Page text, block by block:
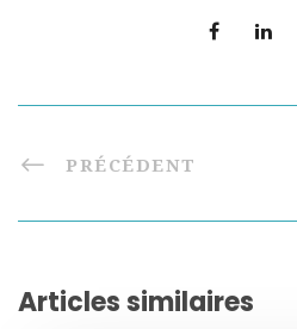
PRÉCÉDENT
Articles similaires